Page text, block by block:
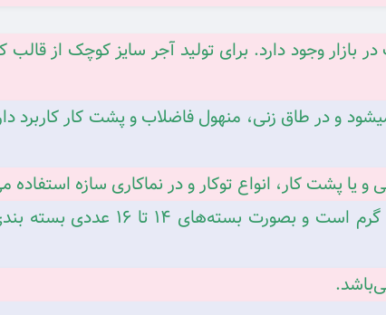
کوچک در بازار وجود دارد. برای تولید آجر سایز کوچک از
و در طاق زنی، منهول فاضلاب و پشت کار کاربرد
و یا پشت کار، انواع توکار و در نماکاری سازه
معمولا وزن آجرهای سوراخ ‌دار کوچک 5 سانتی